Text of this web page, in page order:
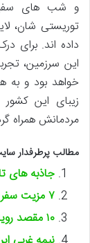
و شب های
توریستی شان،
داده اند. برای
این سرزمین،
خواهد بود و به
زیبای این
مردمانش همراه
مطالب پرطرفدار
جاذبه های تاریخی
۷ مزیت سفر به آنتالیا با پرواز ماوی گوک | کشف بهترین ها
۱۰ مقصد رویایی اروپا برای زوج ها | راهنمای سفر عاشقانه